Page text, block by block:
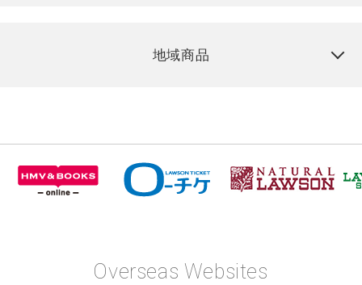
地域商品
Overseas Websites